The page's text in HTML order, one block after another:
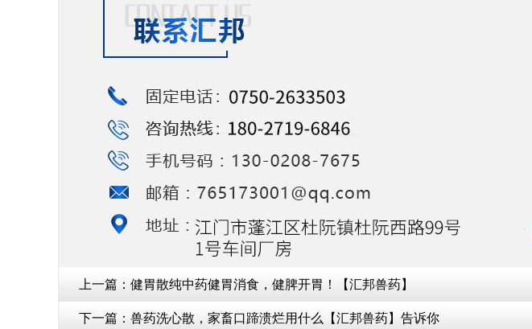
上一篇： 健胃散纯中药健胃消食，健脾开胃！【汇邦兽药】
下一篇： 兽药洗心散，家畜口蹄溃烂用什么【汇邦兽药】告诉你